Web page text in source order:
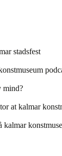
stadsfest
mind?
at kalmar
kalmar